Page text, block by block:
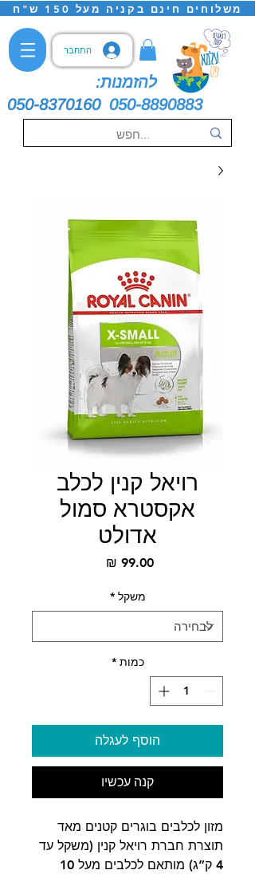
משלוחים חינם בקניה מעל 150 ש"ח
התחבר
להזמנות:
050-8370160 050-8890883
רויאל קנין לכלב
אקסטרא סמול
אדולט
‏99.00 ‏₪
משקל *
כמות *
הוסף לעגלה
קנה עכשיו
מזון לכלבים בוגרים קטנים מאד
תוצרת חברת רויאל קנין (משקל עד
4 ק”ג) מותאם לכלבים מעל 10